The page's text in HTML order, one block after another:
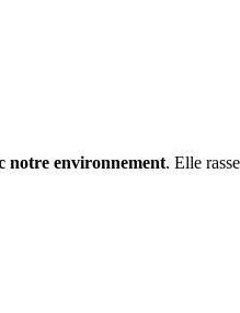
notre environnement. Elle